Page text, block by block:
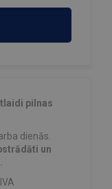
pilnas
dienās.
un